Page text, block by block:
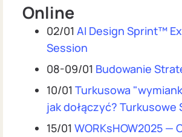
Online
02/01 AI Design Sprint™
Session
08-09/01 Budowanie
10/01 Turkusowa
jak dołączyć? Turkusowe
15/01 WORKsHOW2025 —